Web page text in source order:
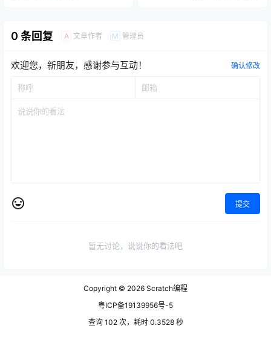
0 条回复 A 文章作者 M 管理员
欢迎您，新朋友，感谢参与互动！ 确认修改
提交
暂无讨论，说说你的看法吧
Copyright © 2026 Scratch编程
粤ICP备19139956号-5
查询 102 次，耗时 0.3528 秒